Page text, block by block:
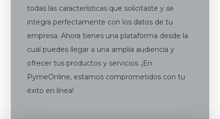
todas las características que solicitaste y se
integra perfectamente con los datos de tu
empresa. Ahora tienes una plataforma desde la
cual puedes llegar a una amplia audiencia y
ofrecer tus productos y servicios. ¡En
PymeOnline, estamos comprometidos con tu
éxito en línea!